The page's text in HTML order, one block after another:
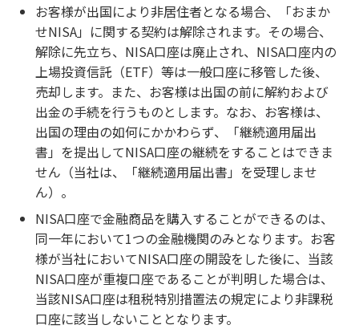
お客様が出国により非居住者となる場合、「おまか
せNISA」に関する契約は解除されます。その場合、
解除に先立ち、NISA口座は廃止され、NISA口座内の
上場投資信託（ETF）等は一般口座に移管した後、
売却します。また、お客様は出国の前に解約および
出金の手続を行うものとします。なお、お客様は、
出国の理由の如何にかかわらず、「継続適用届出
書」を提出してNISA口座の継続をすることはできま
せん（当社は、「継続適用届出書」を受理しませ
ん）。
NISA口座で金融商品を購入することができるのは、
同一年において1つの金融機関のみとなります。お客
様が当社においてNISA口座の開設をした後に、当該
NISA口座が重複口座であることが判明した場合は、
当該NISA口座は租税特別措置法の規定により非課税
口座に該当しないこととなります。